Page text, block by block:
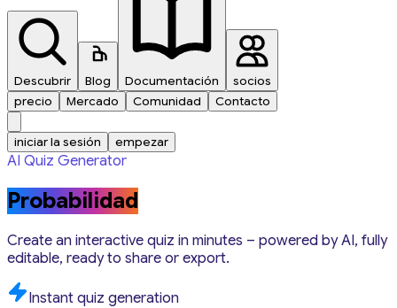
Descubrir Blog Documentación
socios
precio
Mercado Comunidad Contacto
iniciar la sesión empezar
AI Quiz Generator
Probabilidad
Create an interactive quiz in minutes – powered by AI, fully
editable, ready to share or export.
Instant quiz generation